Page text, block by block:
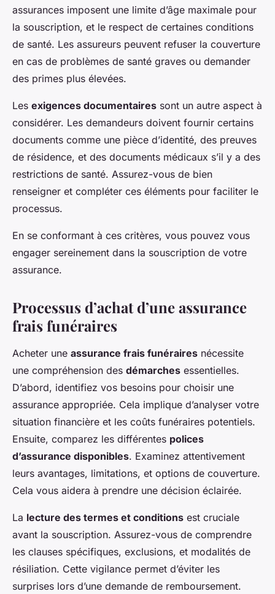
assurances imposent une limite d’âge maximale pour
la souscription, et le respect de certaines conditions
de santé. Les assureurs peuvent refuser la couverture
en cas de problèmes de santé graves ou demander
des primes plus élevées.
Les exigences documentaires sont un autre aspect à
considérer. Les demandeurs doivent fournir certains
documents comme une pièce d’identité, des preuves
de résidence, et des documents médicaux s’il y a des
restrictions de santé. Assurez-vous de bien
renseigner et compléter ces éléments pour faciliter le
processus.
En se conformant à ces critères, vous pouvez vous
engager sereinement dans la souscription de votre
assurance.
Processus d’achat d’une assurance
frais funéraires
Acheter une assurance frais funéraires nécessite
une compréhension des démarches essentielles.
D’abord, identifiez vos besoins pour choisir une
assurance appropriée. Cela implique d’analyser votre
situation financière et les coûts funéraires potentiels.
Ensuite, comparez les différentes polices
d’assurance disponibles. Examinez attentivement
leurs avantages, limitations, et options de couverture.
Cela vous aidera à prendre une décision éclairée.
La lecture des termes et conditions est cruciale
avant la souscription. Assurez-vous de comprendre
les clauses spécifiques, exclusions, et modalités de
résiliation. Cette vigilance permet d’éviter les
surprises lors d’une demande de remboursement.